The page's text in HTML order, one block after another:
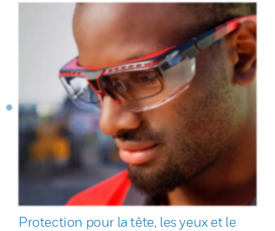
Protection pour la tête, les yeux et le